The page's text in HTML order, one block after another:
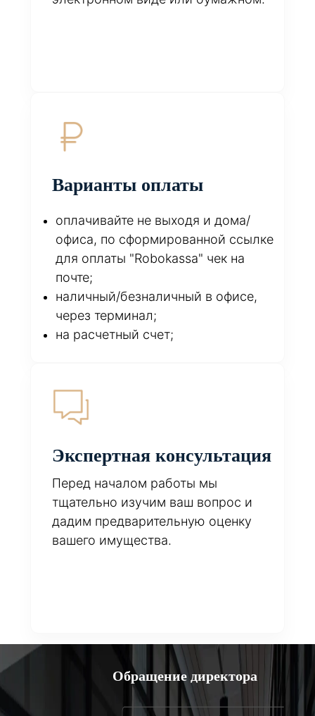
Варианты оплаты
оплачивайте не выходя и дома/
офиса, по сформированной ссылке
для оплаты "Robokassa" чек на
почте;
наличный/безналичный в офисе,
через терминал;
на расчетный счет;
Экспертная консультация
Перед началом работы мы
тщательно изучим ваш вопрос и
дадим предварительную оценку
вашего имущества.
Обращение директора